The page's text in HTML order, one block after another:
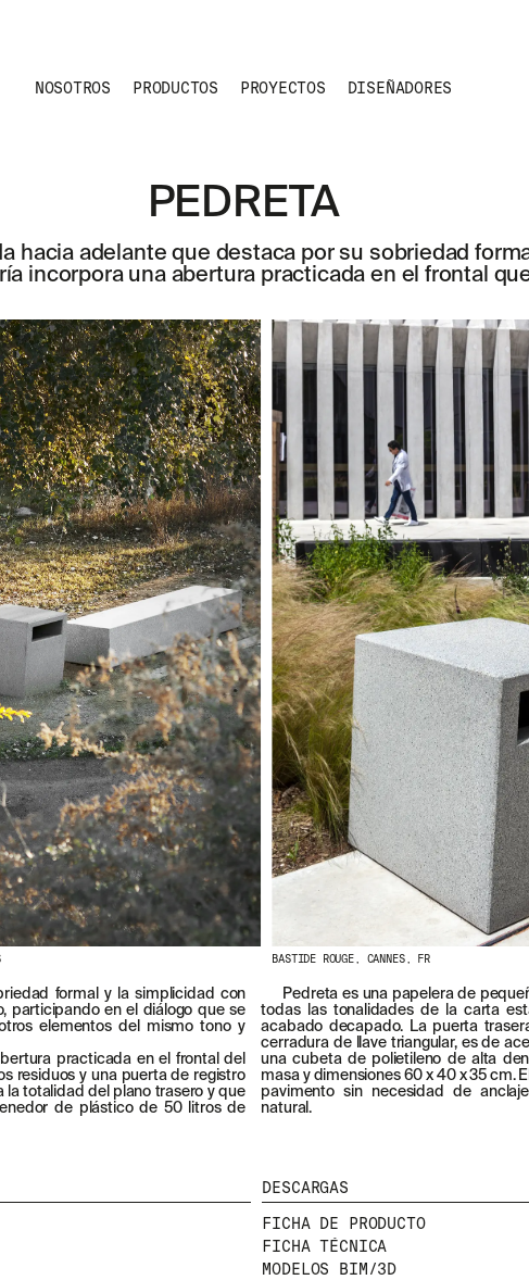
NOSOTROS PRODUCTOS PROYECTOS DISEÑADORES
PEDRETA
hacia adelante que destaca por su sobriedad
incorpora una abertura practicada en el frontal
BASTIDE ROUGE, CANNES, FR
formal y la simplicidad con
participando en el diálogo que se
elementos del mismo tono y
practicada en el frontal del
residuos y una puerta de registro
la totalidad del plano trasero y que
de plástico de 50 litros de
Pedreta es una papelera de
todas las tonalidades de la carta
acabado decapado. La puerta
cerradura de llave triangular, es de
una cubeta de polietileno de alta densidad de color
masa y dimensiones 60 x 40 x 35 cm.
pavimento sin necesidad de
natural.
DESCARGAS
FICHA DE PRODUCTO
FICHA TÉCNICA
MODELOS BIM/3D